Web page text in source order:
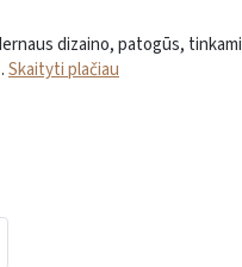
dizaino, patogūs, tinkami
Skaityti plačiau